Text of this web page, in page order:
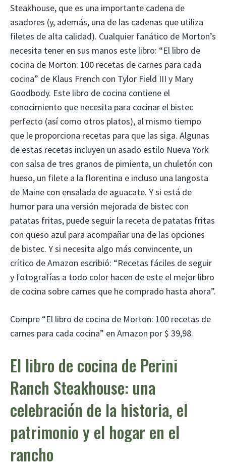
Steakhouse, que es una importante cadena de
asadores (y, además, una de las cadenas que utiliza
filetes de alta calidad). Cualquier fanático de Morton’s
necesita tener en sus manos este libro: “El libro de
cocina de Morton: 100 recetas de carnes para cada
cocina” de Klaus French con Tylor Field III y Mary
Goodbody. Este libro de cocina contiene el
conocimiento que necesita para cocinar el bistec
perfecto (así como otros platos), al mismo tiempo
que le proporciona recetas para que las siga. Algunas
de estas recetas incluyen un asado estilo Nueva York
con salsa de tres granos de pimienta, un chuletón con
hueso, un filete a la florentina e incluso una langosta
de Maine con ensalada de aguacate. Y si está de
humor para una versión mejorada de bistec con
patatas fritas, puede seguir la receta de patatas fritas
con queso azul para acompañar una de las opciones
de bistec. Y si necesita algo más convincente, un
crítico de Amazon escribió: “Recetas fáciles de seguir
y fotografías a todo color hacen de este el mejor libro
de cocina sobre carnes que he comprado hasta ahora”.
Compre “El libro de cocina de Morton: 100 recetas de
carnes para cada cocina” en Amazon por $ 39,98.
El libro de cocina de Perini
Ranch Steakhouse: una
celebración de la historia, el
patrimonio y el hogar en el
rancho